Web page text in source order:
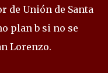
de Unión de Santa
plan b si no se
Lorenzo.